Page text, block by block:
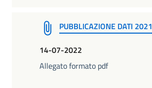
PUBBLICAZIONE DATI 2021
14-07-2022
Allegato formato pdf